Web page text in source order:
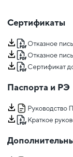
Сертификаты
Отказное
Отказное
Сертификат
Паспорта и РЭ
Руководство
Краткое